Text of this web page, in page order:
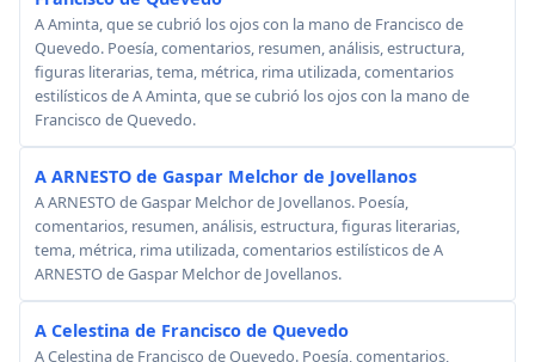
A Aminta, que se cubrió los ojos con la mano de Francisco de
Quevedo. Poesía, comentarios, resumen, análisis, estructura,
figuras literarias, tema, métrica, rima utilizada, comentarios
estilísticos de A Aminta, que se cubrió los ojos con la mano de
Francisco de Quevedo.
A ARNESTO de Gaspar Melchor de Jovellanos
A ARNESTO de Gaspar Melchor de Jovellanos. Poesía,
comentarios, resumen, análisis, estructura, figuras literarias,
tema, métrica, rima utilizada, comentarios estilísticos de A
ARNESTO de Gaspar Melchor de Jovellanos.
A Celestina de Francisco de Quevedo
A Celestina de Francisco de Quevedo. Poesía, comentarios,